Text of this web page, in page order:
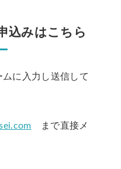
込みはこちら
に入力し送信して
まで直接メ